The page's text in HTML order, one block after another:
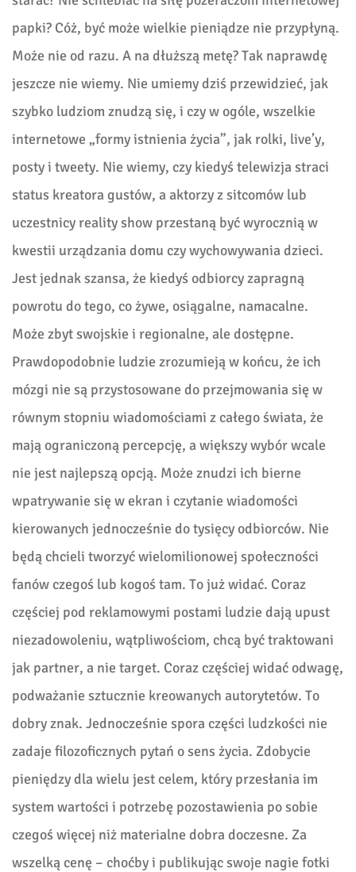
papki? Cóż, być może wielkie pieniądze nie przypłyną.
Może nie od razu. A na dłuższą metę? Tak naprawdę
jeszcze nie wiemy. Nie umiemy dziś przewidzieć, jak
szybko ludziom znudzą się, i czy w ogóle, wszelkie
internetowe „formy istnienia życia”, jak rolki, live’y,
posty i tweety. Nie wiemy, czy kiedyś telewizja straci
status kreatora gustów, a aktorzy z sitcomów lub
uczestnicy reality show przestaną być wyrocznią w
kwestii urządzania domu czy wychowywania dzieci.
Jest jednak szansa, że kiedyś odbiorcy zapragną
powrotu do tego, co żywe, osiągalne, namacalne.
Może zbyt swojskie i regionalne, ale dostępne.
Prawdopodobnie ludzie zrozumieją w końcu, że ich
mózgi nie są przystosowane do przejmowania się w
równym stopniu wiadomościami z całego świata, że
mają ograniczoną percepcję, a większy wybór wcale
nie jest najlepszą opcją. Może znudzi ich bierne
wpatrywanie się w ekran i czytanie wiadomości
kierowanych jednocześnie do tysięcy odbiorców. Nie
będą chcieli tworzyć wielomilionowej społeczności
fanów czegoś lub kogoś tam. To już widać. Coraz
częściej pod reklamowymi postami ludzie dają upust
niezadowoleniu, wątpliwościom, chcą być traktowani
jak partner, a nie target. Coraz częściej widać odwagę,
podważanie sztucznie kreowanych autorytetów. To
dobry znak. Jednocześnie spora części ludzkości nie
zadaje filozoficznych pytań o sens życia. Zdobycie
pieniędzy dla wielu jest celem, który przesłania im
system wartości i potrzebę pozostawienia po sobie
czegoś więcej niż materialne dobra doczesne. Za
wszelką cenę – choćby i publikując swoje nagie fotki